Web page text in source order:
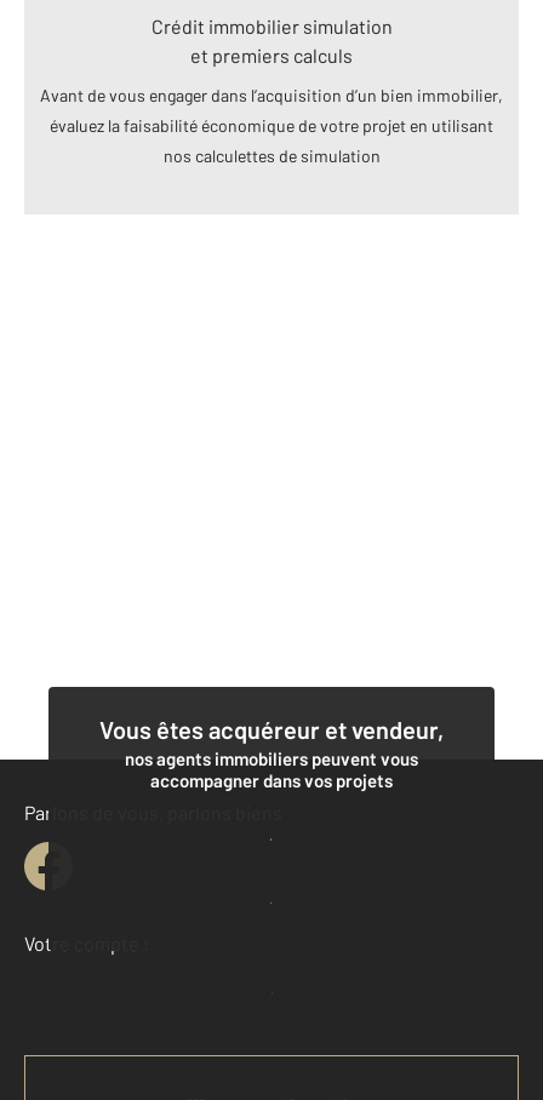
Crédit immobilier simulation
et premiers calculs
Avant de vous engager dans l’acquisition d’un bien immobilier,
évaluez la faisabilité économique de votre projet en utilisant
nos calculettes de simulation
Vous êtes acquéreur et vendeur,
nos agents immobiliers peuvent vous
accompagner dans vos projets
Contacter l'agence
Demander une estimation
Parlons de vous, parlons biens
Votre compte :
Accéder à mon compte